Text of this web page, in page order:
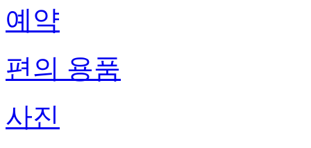
예약
편의 용품
사진